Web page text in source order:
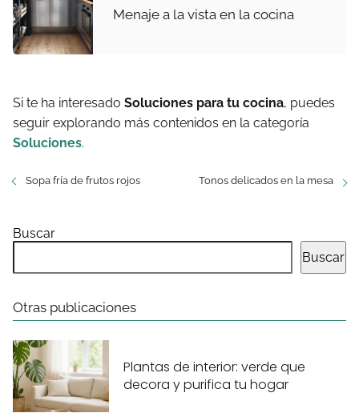
Menaje a la vista en la cocina
Si te ha interesado Soluciones para tu cocina, puedes
seguir explorando más contenidos en la categoría
Soluciones.
Sopa fría de frutos rojos Tonos delicados en la mesa
Buscar
Buscar
Otras publicaciones
Plantas de interior: verde que
decora y purifica tu hogar